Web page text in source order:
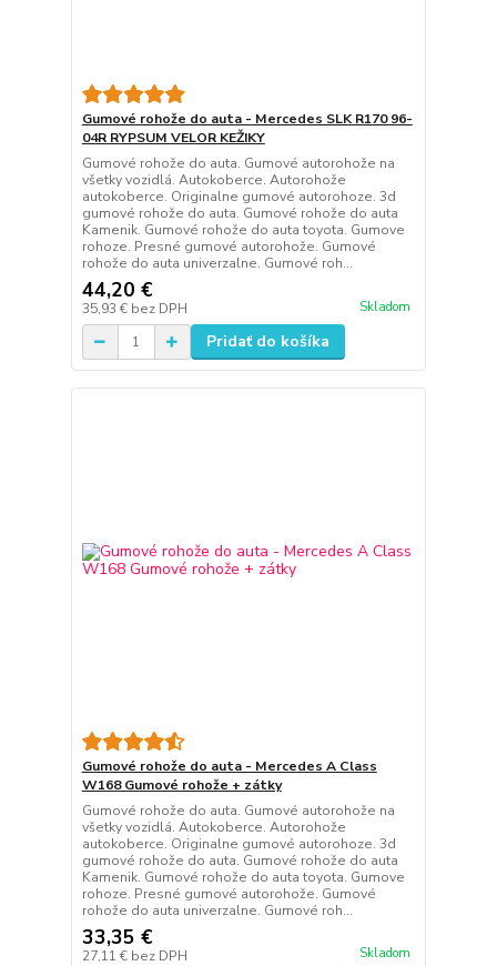
Gumové rohože do auta - Mercedes SLK R170 96-
04R RYPSUM VELOR KEŽIKY
Gumové rohože do auta. Gumové autorohože na
všetky vozidlá. Autokoberce. Autorohože
autokoberce. Originalne gumové autorohoze. 3d
gumové rohože do auta. Gumové rohože do auta
Kamenik. Gumové rohože do auta toyota. Gumove
rohoze. Presné gumové autorohože. Gumové
rohože do auta univerzalne. Gumové roh...
44,20 €
35,93 € bez DPH Skladom
Pridať do košíka
Gumové rohože do auta - Mercedes A Class
W168 Gumové rohože + zátky
Gumové rohože do auta. Gumové autorohože na
všetky vozidlá. Autokoberce. Autorohože
autokoberce. Originalne gumové autorohoze. 3d
gumové rohože do auta. Gumové rohože do auta
Kamenik. Gumové rohože do auta toyota. Gumove
rohoze. Presné gumové autorohože. Gumové
rohože do auta univerzalne. Gumové roh...
33,35 €
27,11 € bez DPH Skladom